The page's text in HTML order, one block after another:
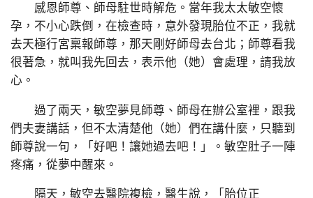
感恩師尊、師母駐世時解危。當年我太太敏空懷
孕，不小心跌倒，在檢查時，意外發現胎位不正，我就
去天極行宮稟報師尊，那天剛好師母去台北；師尊看我
很著急，就叫我先回去，表示他（她）會處理，請我放
心。
過了兩天，敏空夢見師尊、師母在辦公室裡，跟我
們夫妻講話，但不太清楚他（她）們在講什麼，只聽到
師尊說一句，「好吧！讓她過去吧！」。敏空肚子一陣
疼痛，從夢中醒來。
隔天，敏空去醫院複檢，醫生說，「胎位正